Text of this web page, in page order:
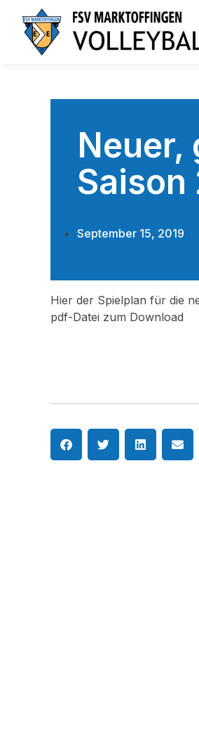
Neuer,
Saison
September 15, 2019
Hier der Spielplan für die
pdf-Datei zum Download